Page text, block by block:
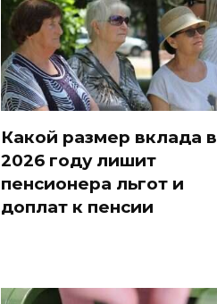
Какой размер вклада в
2026 году лишит
пенсионера льгот и
доплат к пенсии